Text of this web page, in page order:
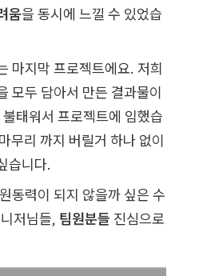
움을 동시에 느낄 수 있었습
마지막 프로젝트에요. 저희
모두 담아서 만든 결과물이
태워서 프로젝트에 임했습
무리 까지 버릴거 하나 없이
습니다.
동력이 되지 않을까 싶은 수
저님들, 팀원분들 진심으로